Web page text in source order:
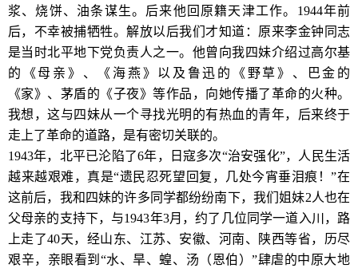
浆、烧饼、油条谋生。后来他回原籍天津工作。1944年前
后，不幸被捕牺牲。解放以后我们才知道：原来李金钟同志
是当时北平地下党负责人之一。他曾向我四妹介绍过高尔基
的《母亲》、《海燕》以及鲁迅的《野草》、巴金的
《家》、茅盾的《子夜》等作品，向她传播了革命的火种。
我想，这与四妹从一个寻找光明的有热血的青年，后来终于
走上了革命的道路，是有密切关联的。
1943年，北平已沦陷了6年，日寇多次“治安强化”，人民生活
越来越艰难，真是“遗民忍死望回复，几处今宵垂泪痕！”在
这前后，我和四妹的许多同学都纷纷南下，我们姐妹2人也在
父母亲的支持下，与1943年3月，约了几位同学一道入川，路
上走了40天，经山东、江苏、安徽、河南、陕西等省，历尽
艰辛，亲眼看到“水、旱、蝗、汤（恩伯）”肆虐的中原大地